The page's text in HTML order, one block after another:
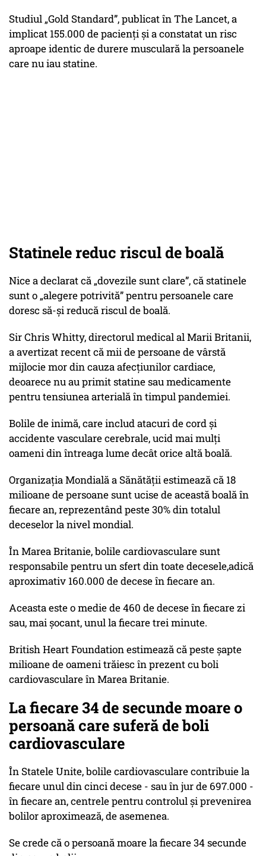
Studiul „Gold Standard”, publicat în The Lancet, a
implicat 155.000 de pacienți și a constatat un risc
aproape identic de durere musculară la persoanele
care nu iau statine.
Statinele reduc riscul de boală
Nice a declarat că „dovezile sunt clare”, că statinele
sunt o „alegere potrivită” pentru persoanele care
doresc să-și reducă riscul de boală.
Sir Chris Whitty, directorul medical al Marii Britanii,
a avertizat recent că mii de persoane de vârstă
mijlocie mor din cauza afecțiunilor cardiace,
deoarece nu au primit statine sau medicamente
pentru tensiunea arterială în timpul pandemiei.
Bolile de inimă, care includ atacuri de cord și
accidente vasculare cerebrale, ucid mai mulți
oameni din întreaga lume decât orice altă boală.
Organizația Mondială a Sănătății estimează că 18
milioane de persoane sunt ucise de această boală în
fiecare an, reprezentând peste 30% din totalul
deceselor la nivel mondial.
În Marea Britanie, bolile cardiovasculare sunt
responsabile pentru un sfert din toate decesele,adică
aproximativ 160.000 de decese în fiecare an.
Aceasta este o medie de 460 de decese în fiecare zi
sau, mai șocant, unul la fiecare trei minute.
British Heart Foundation estimează că peste șapte
milioane de oameni trăiesc în prezent cu boli
cardiovasculare în Marea Britanie.
La fiecare 34 de secunde moare o
persoană care suferă de boli
cardiovasculare
În Statele Unite, bolile cardiovasculare contribuie la
fiecare unul din cinci decese - sau în jur de 697.000 -
în fiecare an, centrele pentru controlul și prevenirea
bolilor aproximează, de asemenea.
Se crede că o persoană moare la fiecare 34 secunde